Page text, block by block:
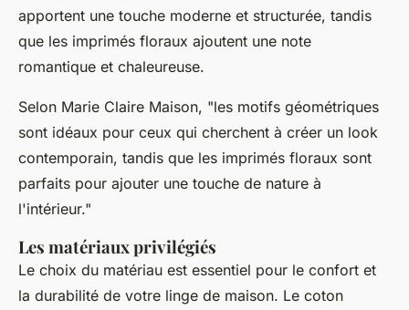
apportent une touche moderne et structurée, tandis
que les imprimés floraux ajoutent une note
romantique et chaleureuse.
Selon Marie Claire Maison, "les motifs géométriques
sont idéaux pour ceux qui cherchent à créer un look
contemporain, tandis que les imprimés floraux sont
parfaits pour ajouter une touche de nature à
l'intérieur."
Les matériaux privilégiés
Le choix du matériau est essentiel pour le confort et
la durabilité de votre linge de maison. Le coton